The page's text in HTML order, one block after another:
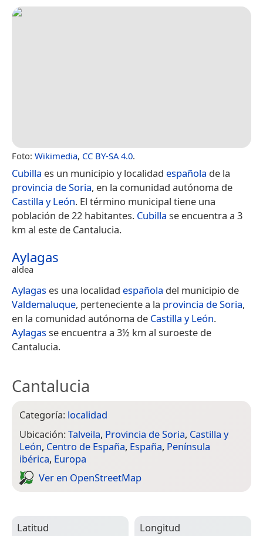
Foto: Wikimedia, CC BY-SA 4.0.
Cubilla es un municipio y localidad española de la
provincia de Soria, en la comunidad autónoma de
Castilla y León. El término municipal tiene una
población de 22 habitantes. Cubilla se encuentra a 3
km al este de Cantalucia.
Aylagas
aldea
Aylagas es una localidad española del municipio de
Valdemaluque, perteneciente a la provincia de Soria,
en la comunidad autónoma de Castilla y León.
Aylagasse encuentra a 3½ km al suroeste de
Cantalucia.
Cantalucia
Categoría: localidad
Ubicación:Talveila, Provincia de Soria, Castilla y
León, Centro de España, España, Península
ibérica, Europa
Ver en Open­Street­Map
Latitud
Longitud